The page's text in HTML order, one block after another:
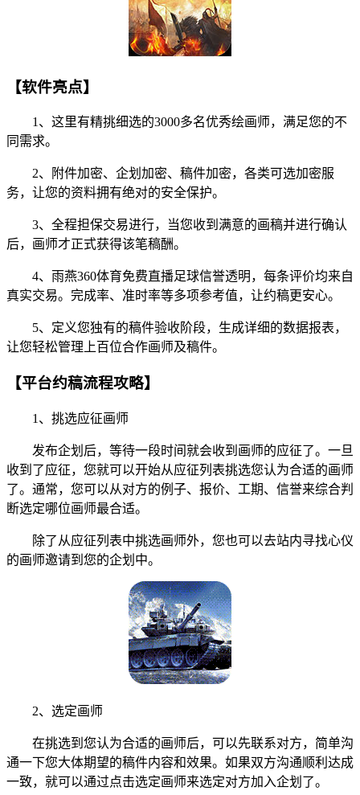
【软件亮点】
1、这里有精挑细选的3000多名优秀绘画师，满足您的不
同需求。
2、附件加密、企划加密、稿件加密，各类可选加密服
务，让您的资料拥有绝对的安全保护。
3、全程担保交易进行，当您收到满意的画稿并进行确认
后，画师才正式获得该笔稿酬。
4、雨燕360体育免费直播足球信誉透明，每条评价均来自
真实交易。完成率、准时率等多项参考值，让约稿更安心。
5、定义您独有的稿件验收阶段，生成详细的数据报表，
让您轻松管理上百位合作画师及稿件。
【平台约稿流程攻略】
1、挑选应征画师
发布企划后，等待一段时间就会收到画师的应征了。一旦
收到了应征，您就可以开始从应征列表挑选您认为合适的画师
了。通常，您可以从对方的例子、报价、工期、信誉来综合判
断选定哪位画师最合适。
除了从应征列表中挑选画师外，您也可以去站内寻找心仪
的画师邀请到您的企划中。
2、选定画师
在挑选到您认为合适的画师后，可以先联系对方，简单沟
通一下您大体期望的稿件内容和效果。如果双方沟通顺利达成
一致，就可以通过点击选定画师来选定对方加入企划了。